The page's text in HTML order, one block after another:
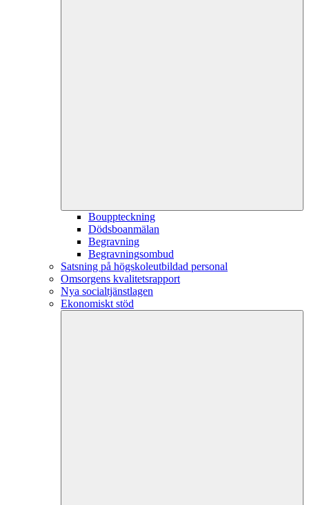
Bouppteckning
Dödsboanmälan
Begravning
Begravningsombud
Satsning på högskoleutbildad personal
Omsorgens kvalitetsrapport
Nya socialtjänstlagen
Ekonomiskt stöd